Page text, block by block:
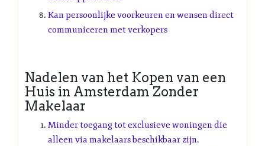
Kan persoonlijke voorkeuren en wensen direct
communiceren met verkopers
Nadelen van het Kopen van een
Huis in Amsterdam Zonder
Makelaar
Minder toegang tot exclusieve woningen die
alleen via makelaars beschikbaar zijn.